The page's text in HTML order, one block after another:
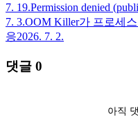
7. 19.Permission denied
7. 3.OOM Killer가 프로세
응2026. 7. 2.
댓글 0
아직